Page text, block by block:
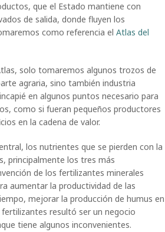
que el Estado mantiene con
de salida, donde fluyen los
como referencia elAtlas del
solo tomaremos algunos trozos de
agraria, sino también industria
en algunos puntos necesario para
como si fueran pequeños productores
en la cadena de valor.
los nutrientes que se pierden con la
principalmente los tres más
de los fertilizantes minerales
aumentar la productividad de las
mejorar la producción de humus en
resultó ser un negocio
tiene algunos inconvenientes.